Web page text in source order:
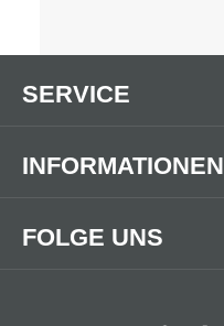
FOLGE UNS
SERVICE
INFORMATIONEN